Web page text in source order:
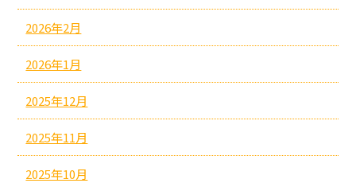
2026年2月
2026年1月
2025年12月
2025年11月
2025年10月